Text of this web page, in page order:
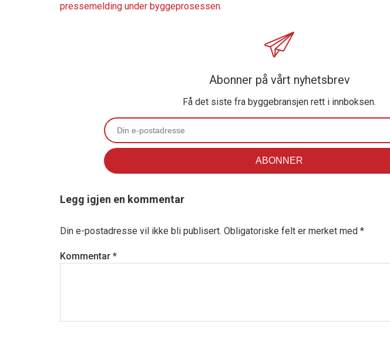
pressemelding under byggeprosessen.
Abonner på vårt nyhetsbrev
Få det siste fra byggebransjen rett i innboksen.
Legg igjen en kommentar
Din e-postadresse vil ikke bli publisert. Obligatoriske felt er merket med *
Kommentar *